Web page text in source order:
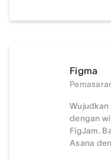
Figma
Wujudkan
dengan
FigJam.
Asana